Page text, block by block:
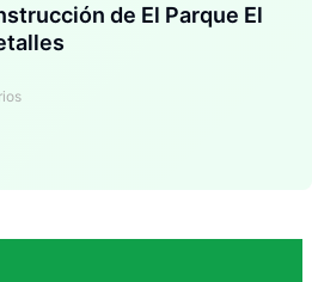
de El Parque El